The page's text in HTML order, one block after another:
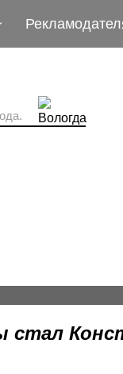
жюри оценивало
стал